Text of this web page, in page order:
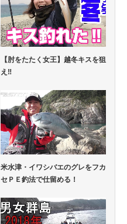
【肘をたたく女王】越冬キスを狙
え‼
米水津・イワシバエのグレをフカ
セＰＥ釣法で仕留める！